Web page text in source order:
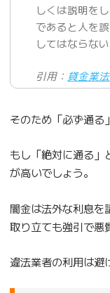
しくは説明を
であると人を
してはならない
引用： 貸金業
そのため「必ず通る
もし「絶対に通る」
が高いでしょう。
闇金は法外な利息を
取り立ても強引で悪
違法業者の利用は避